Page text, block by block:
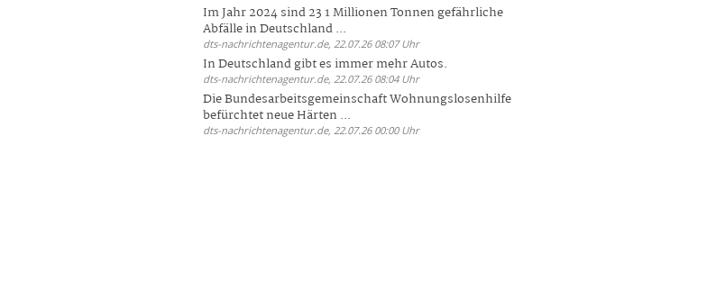
Im Jahr 2024 sind 23 1 Millionen Tonnen gefährliche
Abfälle in Deutschland ...
dts-nachrichtenagentur.de, 22.07.26 08:07 Uhr
In Deutschland gibt es immer mehr Autos.
dts-nachrichtenagentur.de, 22.07.26 08:04 Uhr
Die Bundesarbeitsgemeinschaft Wohnungslosenhilfe
befürchtet neue Härten ...
dts-nachrichtenagentur.de, 22.07.26 00:00 Uhr